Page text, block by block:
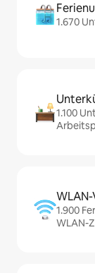
1.670
1.100
1.900
WLAN-